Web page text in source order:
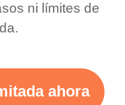
ni límites de
ahora